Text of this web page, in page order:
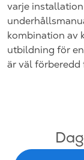
varje
kombination av
utbildning för
är väl